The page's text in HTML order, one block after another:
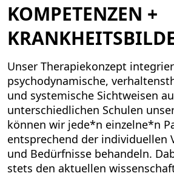
KOMPETENZEN +
Unser Therapiekonzept
psychodynamische,
und systemische Sichtweisen
unterschiedlichen Schulen
können wir jede*n einzelne*n
entsprechend der individuellen
und Bedürfnisse behandeln.
stets den aktuellen